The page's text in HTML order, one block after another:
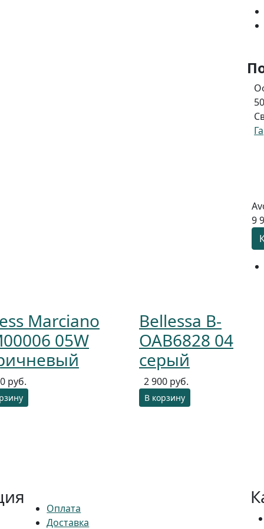
9
Marciano
05W
руб.
Bellessa B-
OAB6828 04
серый
2 900 руб.
В корзину
Оплата
Доставка